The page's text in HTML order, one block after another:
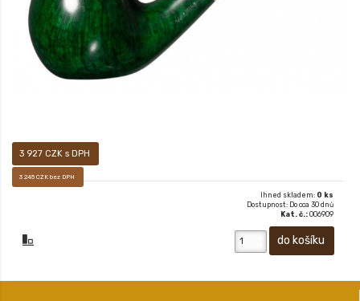
3 927 CZK s DPH
3 245 CZK bez DPH
Ihned skladem: 0 ks
Dostupnost: Do cca 30 dnů
Kat. č.: 006909